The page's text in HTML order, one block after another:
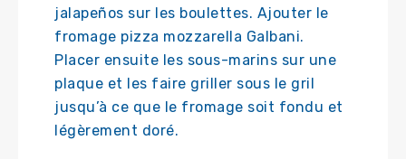
jalapeños sur les boulettes. Ajouter le
fromage pizza mozzarella Galbani.
Placer ensuite les sous-marins sur une
plaque et les faire griller sous le gril
jusqu’à ce que le fromage soit fondu et
légèrement doré.